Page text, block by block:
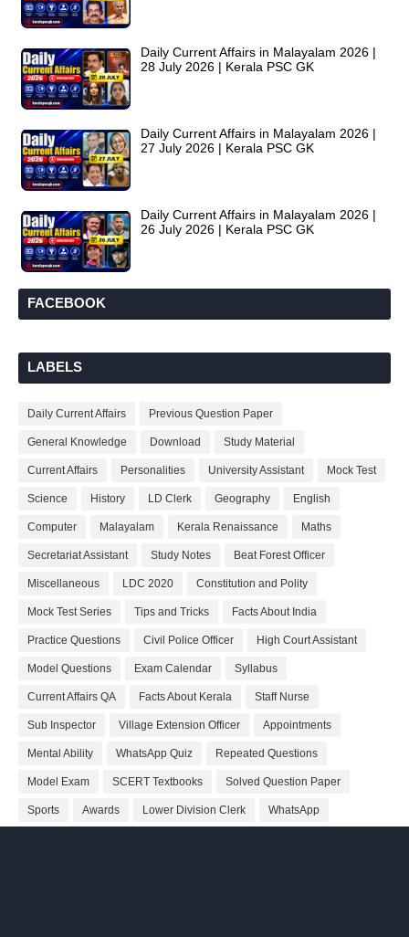
Daily Current Affairs in Malayalam 2026 |
28 July 2026 | Kerala PSC GK
Daily Current Affairs in Malayalam 2026 |
27 July 2026 | Kerala PSC GK
Daily Current Affairs in Malayalam 2026 |
26 July 2026 | Kerala PSC GK
FACEBOOK
LABELS
Daily Current Affairs Previous Question Paper
General Knowledge Download Study Material
Current Affairs Personalities University Assistant Mock Test
Science History LD Clerk Geography English
Computer Malayalam Kerala Renaissance Maths
Secretariat Assistant Study Notes Beat Forest Officer
Miscellaneous LDC 2020 Constitution and Polity
Mock Test Series Tips and Tricks Facts About India
Practice Questions Civil Police Officer High Court Assistant
Model Questions Exam Calendar Syllabus
Current Affairs QA Facts About Kerala Staff Nurse
Sub Inspector Village Extension Officer Appointments
Mental Ability WhatsApp Quiz Repeated Questions
Model Exam SCERT Textbooks Solved Question Paper
Sports Awards Lower Division Clerk WhatsApp